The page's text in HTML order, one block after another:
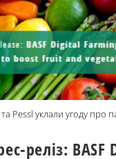
Pessl уклали угоду про
реліз: BASF